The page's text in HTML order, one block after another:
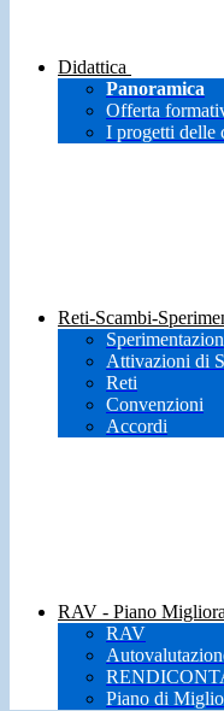
Didattica
Panoramica
Offerta
I progetti delle
Reti-Scambi-
Attivazioni di
Reti
Convenzioni
Accordi
RAV - Piano
RAV
Piano di